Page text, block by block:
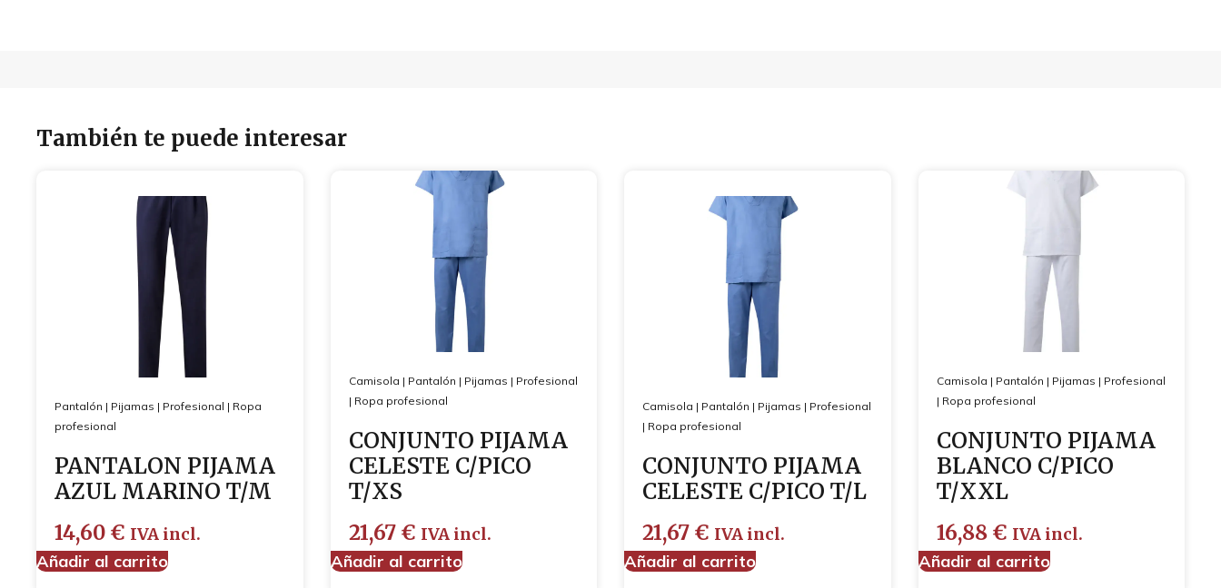
También te puede interesar
Pantalón | Pijamas | Profesional | Ropa
profesional
PANTALON PIJAMA
AZUL MARINO T/M
14,60 € IVA incl.
Añadir al carrito
Camisola | Pantalón | Pijamas | Profesional
| Ropa profesional
CONJUNTO PIJAMA
CELESTE C/PICO
T/XS
21,67 € IVA incl.
Añadir al carrito
Camisola | Pantalón | Pijamas | Profesional
| Ropa profesional
CONJUNTO PIJAMA
CELESTE C/PICO T/L
21,67 € IVA incl.
Añadir al carrito
Camisola | Pantalón | Pijamas | Profesional
| Ropa profesional
CONJUNTO PIJAMA
BLANCO C/PICO
T/XXL
16,88 € IVA incl.
Añadir al carrito